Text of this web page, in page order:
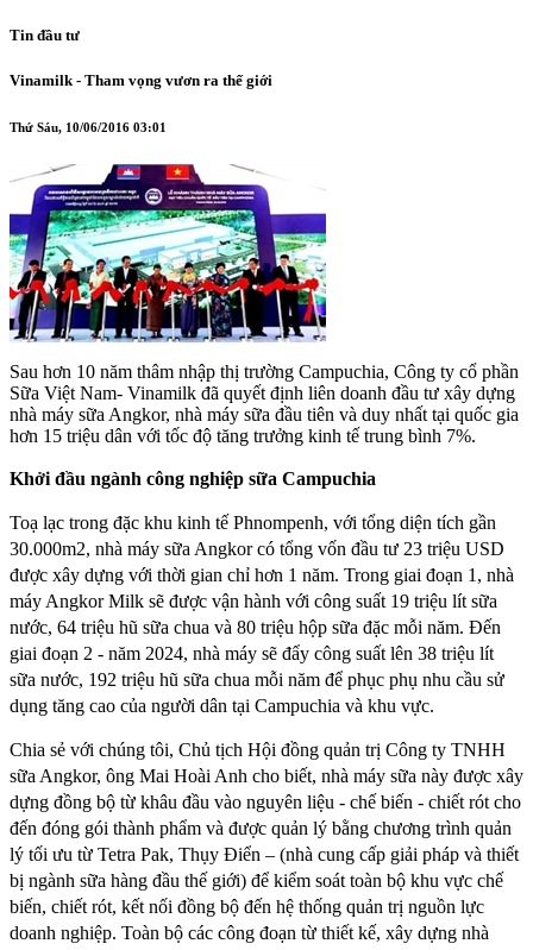
Tin đầu tư
Vinamilk - Tham vọng vươn ra thế giới
Thứ Sáu, 10/06/2016 03:01
Sau hơn 10 năm thâm nhập thị trường Campuchia, Công ty cổ phần
Sữa Việt Nam- Vinamilk đã quyết định liên doanh đầu tư xây dựng
nhà máy sữa Angkor, nhà máy sữa đầu tiên và duy nhất tại quốc gia
hơn 15 triệu dân với tốc độ tăng trưởng kinh tế trung bình 7%.
Khởi đầu ngành công nghiệp sữa Campuchia
Toạ lạc trong đặc khu kinh tế Phnompenh, với tổng diện tích gần
30.000m2, nhà máy sữa Angkor có tổng vốn đầu tư 23 triệu USD
được xây dựng với thời gian chỉ hơn 1 năm. Trong giai đoạn 1, nhà
máy Angkor Milk sẽ được vận hành với công suất 19 triệu lít sữa
nước, 64 triệu hũ sữa chua và 80 triệu hộp sữa đặc mỗi năm. Đến
giai đoạn 2 - năm 2024, nhà máy sẽ đẩy công suất lên 38 triệu lít
sữa nước, 192 triệu hũ sữa chua mỗi năm để phục phụ nhu cầu sử
dụng tăng cao của người dân tại Campuchia và khu vực.
Chia sẻ với chúng tôi, Chủ tịch Hội đồng quản trị Công ty TNHH
sữa Angkor, ông Mai Hoài Anh cho biết, nhà máy sữa này được xây
dựng đồng bộ từ khâu đầu vào nguyên liệu - chế biến - chiết rót cho
đến đóng gói thành phẩm và được quản lý bằng chương trình quản
lý tối ưu từ Tetra Pak, Thụy Điển – (nhà cung cấp giải pháp và thiết
bị ngành sữa hàng đầu thế giới) để kiểm soát toàn bộ khu vực chế
biến, chiết rót, kết nối đồng bộ đến hệ thống quản trị nguồn lực
doanh nghiệp. Toàn bộ các công đoạn từ thiết kế, xây dựng nhà